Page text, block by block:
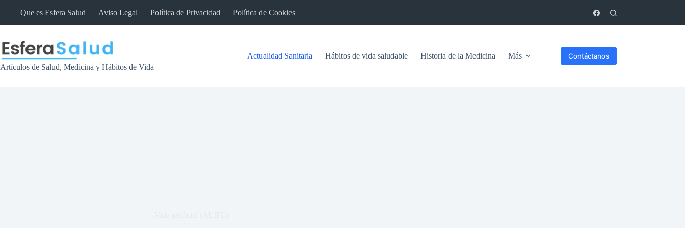
Que es Esfera Salud Aviso Legal Política de Privacidad Política de Cookies
Artículos de Salud, Medicina y Hábitos de Vida
Actualidad Sanitaria Hábitos de vida saludable Historia de la Medicina Más Contáctanos